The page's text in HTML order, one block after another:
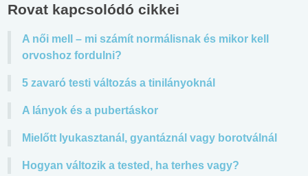
Rovat kapcsolódó cikkei
A női mell – mi számít normálisnak és mikor kell
orvoshoz fordulni?
5 zavaró testi változás a tinilányoknál
A lányok és a pubertáskor
Mielőtt lyukasztanál, gyantáznál vagy borotválnál
Hogyan változik a tested, ha terhes vagy?